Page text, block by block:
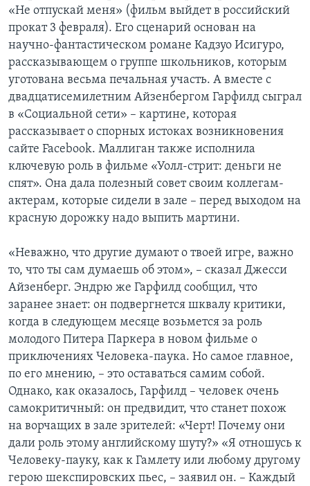
«Не отпускай меня» (фильм выйдет в российский
прокат 3 февраля). Его сценарий основан на
научно-фантастическом романе Кадзуо Исигуро,
рассказывающем о группе школьников, которым
уготована весьма печальная участь. А вместе с
двадцатисемилетним Айзенбергом Гарфилд сыграл
в «Социальной сети» – картине, которая
рассказывает о спорных истоках возникновения
сайте Facebook. Маллиган также исполнила
ключевую роль в фильме «Уолл-стрит: деньги не
спят». Она дала полезный совет своим коллегам-
актерам, которые сидели в зале – перед выходом на
красную дорожку надо выпить мартини.
«Неважно, что другие думают о твоей игре, важно
то, что ты сам думаешь об этом», – сказал Джесси
Айзенберг. Эндрю же Гарфилд сообщил, что
заранее знает: он подвергнется шквалу критики,
когда в следующем месяце возьмется за роль
молодого Питера Паркера в новом фильме о
приключениях Человека-паука. Но самое главное,
по его мнению, – это оставаться самим собой.
Однако, как оказалось, Гарфилд – человек очень
самокритичный: он предвидит, что станет похож
на ворчащих в зале зрителей: «Черт! Почему они
дали роль этому английскому шуту?» «Я отношусь к
Человеку-пауку, как к Гамлету или любому другому
герою шекспировских пьес, – заявил он. – Каждый